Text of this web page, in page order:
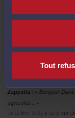
Tout
décembre 2025 est une
Le 28 janv. 2026 à 07:14sur
M. Norget CHRISTOPHE :
Zappatta :« Bonjour
agricoles ... »
Le 12 févr. 2025 à 14:15 sur